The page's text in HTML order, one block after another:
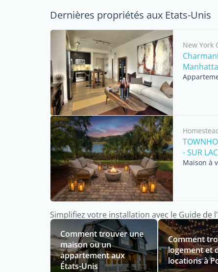
Dernières propriétés aux Etats-Unis
New York
- SUR LAC
Maison à
Simplifiez votre installation avec le Guide de
Comment trouver une
maison ou un
appartement aux
États-Unis
Comment
logement et
locations à